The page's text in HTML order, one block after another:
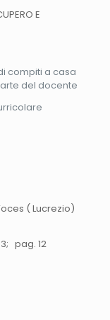
E
compiti a casa
del docente
( Lucrezio)
pag. 12